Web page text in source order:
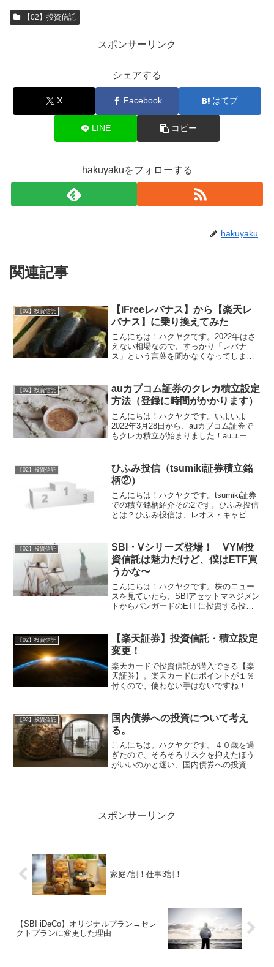
【02】投資信託
スポンサーリンク
シェアする
X Facebook はてブ
LINE コピー
hakuyakuをフォローする
hakuyaku
関連記事
【02】投資信託
【iFreeレバナス】から【楽天レ
バナス】に乗り換えてみた
こんにちは！ハクヤクです。2022年はさ
えない相場なので、すっかり「レバナ
ス」という言葉を聞かなくなってしまい
ています。「レバナス」とは？「レバナ
ス」とは、NASDAQ...
【02】投資信託
auカブコム証券のクレカ積立設定
方法（登録に時間がかかります）
こんにちは！ハクヤクです。いよいよ
2022年3月28日から、auカブコム証券で
もクレカ積立が始まりました！auユーザ
年春】クレカ積立まとめ（auカブコム証
券が参入...
【02】投資信託
ひふみ投信（tsumiki証券積立銘
柄②）
こんにちは！ハクヤクです。tsumiki証券
での積立銘柄紹介その2です。ひふみ投信
とは？ひふみ投信は、レオス・キャピタ
代表の藤野さんが、様々なメディアに出
演されているの...
【02】投資信託
SBI・Vシリーズ登場！ VYM投
資信託は魅力だけど、僕はETF買
うかな〜
こんにちは！ハクヤクです。株のニュー
スを見ていたら、SBIアセットマネジメン
トからバンガードのETFに投資する投資
資信託2021年6月15日に、SBIアセットマ
ネジ...
【02】投資信託
【楽天証券】投資信託・積立設定
変更！
楽天カードで投資信託が購入できる【楽
天証券】。楽天カードにポイントが１％
付くので、使わない手はないですね！い
Slim全世界株式（除く日本）オンリーに
変更！変更前は、株式...
【02】投資信託
国内債券への投資について考え
る。
こんにちは。ハクヤクです。４０歳を過
ぎたので、そろそろリスクを抑えたほう
がいいのかと迷い、国内債券への投資に
スポンサーリンク
家庭7割！仕事3割！
【SBI iDeCo】オリジナルプラン→セレ
クトプランに変更した理由